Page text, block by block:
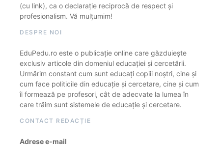
(cu link), ca o declarație reciprocă de respect și
profesionalism. Vă mulțumim!
DESPRE NOI
EduPedu.ro este o publicație online care găzduiește
exclusiv articole din domeniul educației și cercetării.
Urmărim constant cum sunt educați copiii noștri, cine și
cum face politicile din educație și cercetare, cine și cum
îi formează pe profesori, cât de adecvate la lumea în
care trăim sunt sistemele de educație și cercetare.
CONTACT REDACȚIE
Adrese e-mail